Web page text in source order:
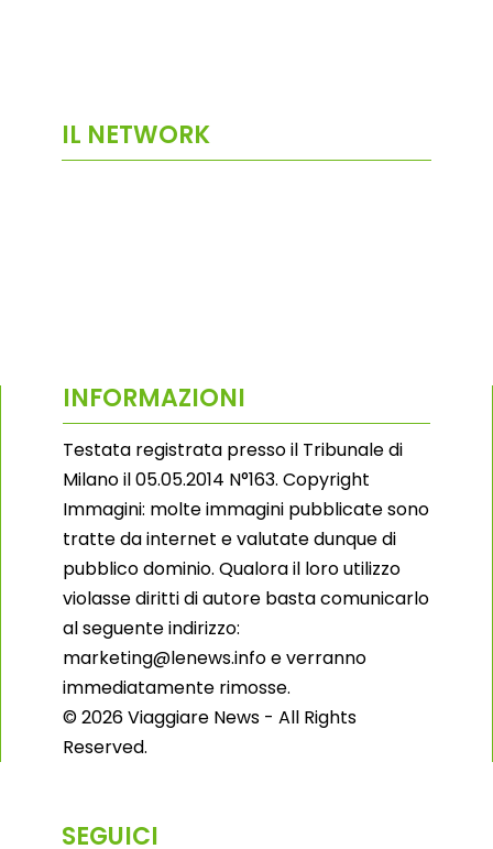
IL NETWORK
INFORMAZIONI
Testata registrata presso il Tribunale di
Milano il 05.05.2014 N°163. Copyright
Immagini: molte immagini pubblicate sono
tratte da internet e valutate dunque di
pubblico dominio. Qualora il loro utilizzo
violasse diritti di autore basta comunicarlo
al seguente indirizzo:
marketing@lenews.info e verranno
immediatamente rimosse.
© 2026 Viaggiare News - All Rights
Reserved.
SEGUICI